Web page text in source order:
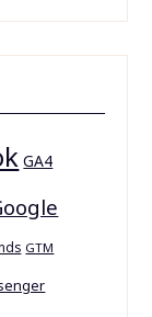
GA4
GTM